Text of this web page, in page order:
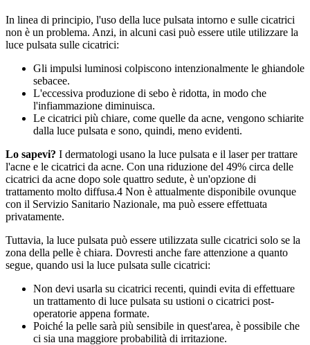
In linea di principio, l'uso della luce pulsata intorno e sulle cicatrici
non è un problema. Anzi, in alcuni casi può essere utile utilizzare la
luce pulsata sulle cicatrici:
Gli impulsi luminosi colpiscono intenzionalmente le ghiandole
sebacee.
L'eccessiva produzione di sebo è ridotta, in modo che
l'infiammazione diminuisca.
Le cicatrici più chiare, come quelle da acne, vengono schiarite
dalla luce pulsata e sono, quindi, meno evidenti.
Lo sapevi? I dermatologi usano la luce pulsata e il laser per trattare
l'acne e le cicatrici da acne. Con una riduzione del 49% circa delle
cicatrici da acne dopo sole quattro sedute, è un'opzione di
trattamento molto diffusa.4 Non è attualmente disponibile ovunque
con il Servizio Sanitario Nazionale, ma può essere effettuata
privatamente.
Tuttavia, la luce pulsata può essere utilizzata sulle cicatrici solo se la
zona della pelle è chiara. Dovresti anche fare attenzione a quanto
segue, quando usi la luce pulsata sulle cicatrici:
Non devi usarla su cicatrici recenti, quindi evita di effettuare
un trattamento di luce pulsata su ustioni o cicatrici post-
operatorie appena formate.
Poiché la pelle sarà più sensibile in quest'area, è possibile che
ci sia una maggiore probabilità di irritazione.